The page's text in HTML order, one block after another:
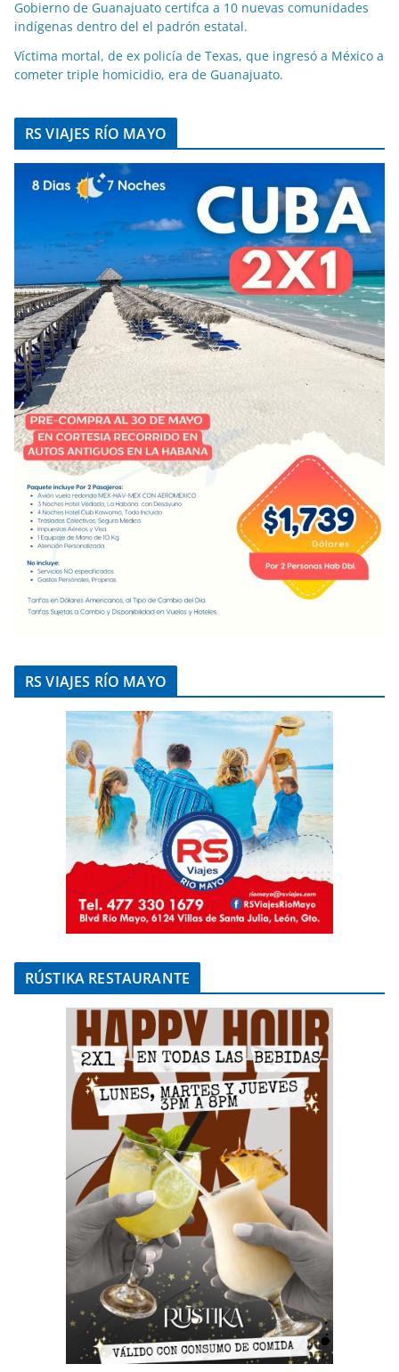
Gobierno de Guanajuato certifca a 10 nuevas comunidades
indígenas dentro del el padrón estatal.
Víctima mortal, de ex policía de Texas, que ingresó a México a
cometer triple homicidio, era de Guanajuato.
RS VIAJES RÍO MAYO
RS VIAJES RÍO MAYO
RÚSTIKA RESTAURANTE